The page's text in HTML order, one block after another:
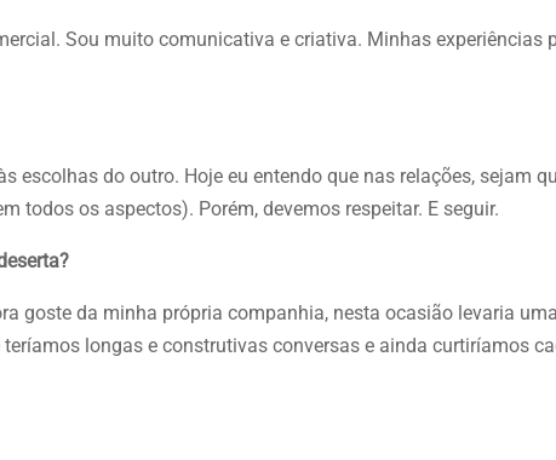
Sou muito comunicativa e criativa. Minhas experiências
escolhas do outro. Hoje eu entendo que nas relações, sejam
todos os aspectos). Porém, devemos respeitar. E seguir.
goste da minha própria companhia, nesta ocasião levaria
longas e construtivas conversas e ainda curtiríamos